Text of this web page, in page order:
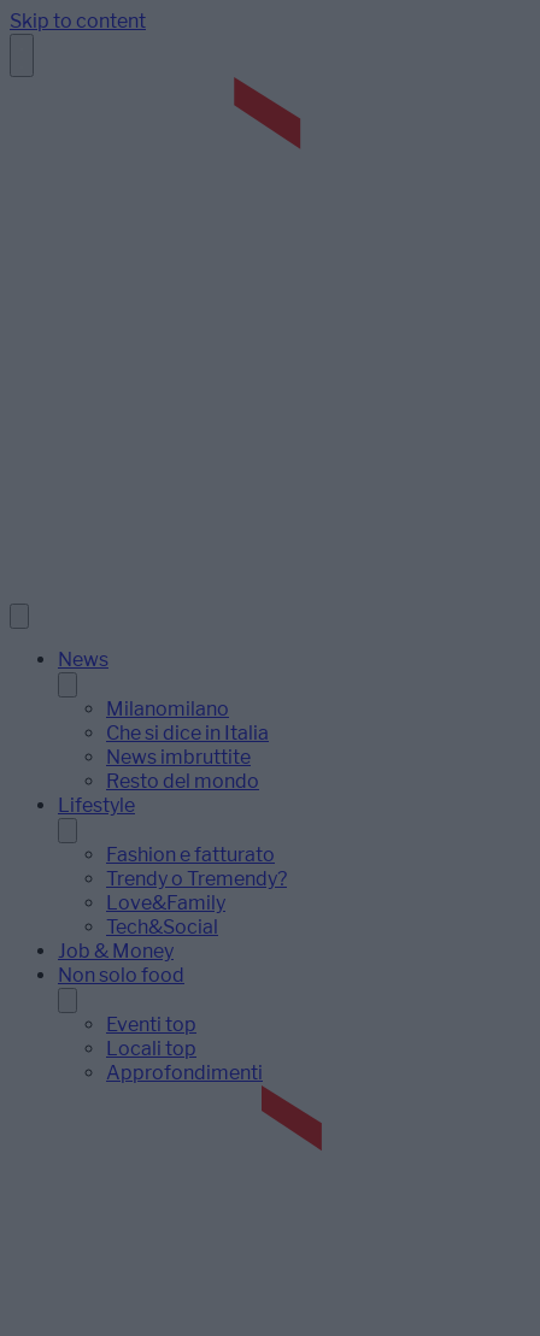
Skip to content
News
Milanomilano
Che si dice in Italia
News imbruttite
Resto del mondo
Lifestyle
Fashion e fatturato
Trendy o Tremendy?
Love&Family
Tech&Social
Job & Money
Non solo food
Eventi top
Locali top
Approfondimenti